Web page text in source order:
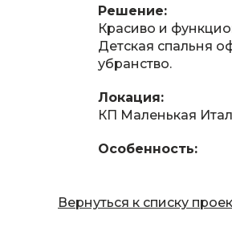
Решение:
Красиво и
Детская спальня
убранство.
Локация:
КП Маленькая
Особенность:
Вернуться к списку